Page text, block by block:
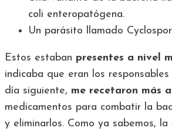
coli enteropatógena.
Un parásito llamado
Estos estaban presentes a nivel
indicaba que eran los
día siguiente, me recetaron más
medicamentos para combatir la
y eliminarlos. Como ya sabemos,